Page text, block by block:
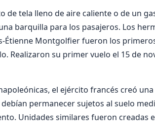
de tela lleno de aire caliente o de un
barquilla para los pasajeros. Los
Étienne Montgolfier fueron los
Realizaron su primer vuelo el 15 de
el ejército francés creó
permanecer sujetos al suelo
Unidades similares fueron creadas